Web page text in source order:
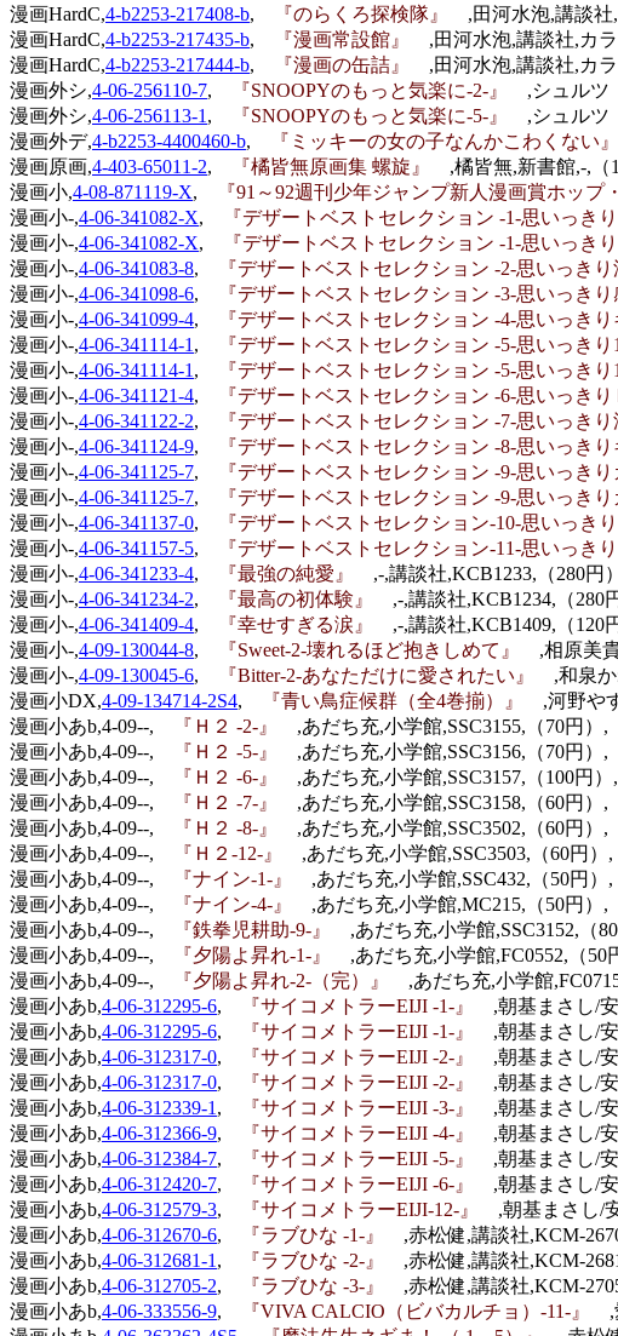
漫画HardC,4-b2253-217408-b, 『のらくろ探検隊』 ,田河水泡,講談
漫画HardC,4-b2253-217435-b, 『漫画常設館』 ,田河水泡,講談社,カ
漫画HardC,4-b2253-217444-b, 『漫画の缶詰』 ,田河水泡,講談社,カ
漫画外シ,4-06-256110-7, 『SNOOPYのもっと気楽に-2-』 ,シュルツ
漫画外シ,4-06-256113-1 , 『SNOOPYのもっと気楽に-5-』 ,シュルツ
漫画外デ,4-b2253-4400460-b, 『ミッキーの女の子なんかこわくない
漫画原画,4-403-65011-2, 『橘皆無原画集 螺旋』 ,橘皆無,新書館,-,（
漫画小,4-08-871119-X, 『91～92週刊少年ジャンプ新人漫画賞ホップ
漫画小-,4-06-341082-X, 『デザートベストセレクション -1-思いっき
漫画小-,4-06-341082-X, 『デザートベストセレクション -1-思いっき
漫画小-,4-06-341083-8, 『デザートベストセレクション -2-思いっき
漫画小-,4-06-341098-6, 『デザートベストセレクション -3-思いっき
漫画小-,4-06-341099-4, 『デザートベストセレクション -4-思いっき
漫画小-,4-06-341114-1 , 『デザートベストセレクション -5-思いっき
漫画小-,4-06-341114-1 , 『デザートベストセレクション -5-思いっき
漫画小-,4-06-341121-4, 『デザートベストセレクション -6-思いっき
漫画小-,4-06-341122-2, 『デザートベストセレクション -7-思いっき
漫画小-,4-06-341124-9, 『デザートベストセレクション -8-思いっき
漫画小-,4-06-341125-7, 『デザートベストセレクション -9-思いっき
漫画小-,4-06-341125-7, 『デザートベストセレクション -9-思いっき
漫画小-,4-06-341137-0, 『デザートベストセレクション-10-思いっき
漫画小-,4-06-341157-5, 『デザートベストセレクション-11-思いっき
漫画小-,4-06-341233-4, 『最強の純愛』 ,-,講談社,KCB1233,（280円
漫画小-,4-06-341234-2, 『最高の初体験』 ,-,講談社,KCB1234,（280
漫画小-,4-06-341409-4, 『幸せすぎる涙』 ,-,講談社,KCB1409,（120
漫画小-,4-09-130044-8, 『Sweet-2-壊れるほど抱きしめて』 ,相原美
漫画小-,4-09-130045-6, 『Bitter-2-あなただけに愛されたい』 ,和泉
漫画小DX,4-09-134714-2S4, 『青い鳥症候群（全4巻揃）』 ,河野や
漫画小あb,4-09--, 『Ｈ２ -2-』 ,あだち充,小学館,SSC3155,（70円）,
漫画小あb,4-09--, 『Ｈ２ -5-』 ,あだち充,小学館,SSC3156,（70円）,
漫画小あb,4-09--, 『Ｈ２ -6-』 ,あだち充,小学館,SSC3157,（100円）,
漫画小あb,4-09--, 『Ｈ２ -7-』 ,あだち充,小学館,SSC3158,（60円）,
漫画小あb,4-09--, 『Ｈ２ -8-』 ,あだち充,小学館,SSC3502,（60円）,
漫画小あb,4-09--, 『Ｈ２-12-』 ,あだち充,小学館,SSC3503,（60円）,
漫画小あb,4-09--, 『ナイン-1-』 ,あだち充,小学館,SSC432,（50円）,
漫画小あb,4-09--, 『ナイン-4-』 ,あだち充,小学館,MC215,（50円）,
漫画小あb,4-09--, 『鉄拳児耕助-9-』 ,あだち充,小学館,SSC3152,（
漫画小あb,4-09--, 『夕陽よ昇れ-1-』 ,あだち充,小学館,FC0552,（50
漫画小あb,4-09--, 『夕陽よ昇れ-2-（完）』 ,あだち充,小学館
漫画小あb,4-06-312295-6, 『サイコメトラーEIJI -1-』 ,朝基まさし/
漫画小あb,4-06-312295-6, 『サイコメトラーEIJI -1-』 ,朝基まさし/
漫画小あb,4-06-312317-0, 『サイコメトラーEIJI -2-』 ,朝基まさし/
漫画小あb,4-06-312317-0, 『サイコメトラーEIJI -2-』 ,朝基まさし/
漫画小あb,4-06-312339-1 , 『サイコメトラーEIJI -3-』 ,朝基まさし/
漫画小あb,4-06-312366-9, 『サイコメトラーEIJI -4-』 ,朝基まさし/
漫画小あb,4-06-312384-7, 『サイコメトラーEIJI -5-』 ,朝基まさし/
漫画小あb,4-06-312420-7, 『サイコメトラーEIJI -6-』 ,朝基まさし/
漫画小あb,4-06-312579-3, 『サイコメトラーEIJI-12-』 ,朝基まさし/
漫画小あb,4-06-312670-6, 『ラブひな -1-』 ,赤松健,講談社,KCM-
漫画小あb,4-06-312681-1 , 『ラブひな -2-』 ,赤松健,講談社,KCM-
漫画小あb,4-06-312705-2, 『ラブひな -3-』 ,赤松健,講談社,KCM-
漫画小あb,4-06-333556-9, 『VIVA CALCIO（ビバカルチョ）-11-』